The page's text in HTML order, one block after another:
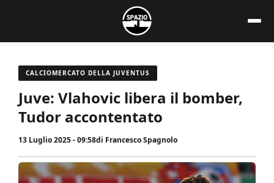
contenuto
CALCIOMERCATO DELLA JUVENTUS
Juve: Vlahovic libera il bomber,
Tudor accontentato
13 Luglio 2025 - 09:58di Francesco Spagnolo